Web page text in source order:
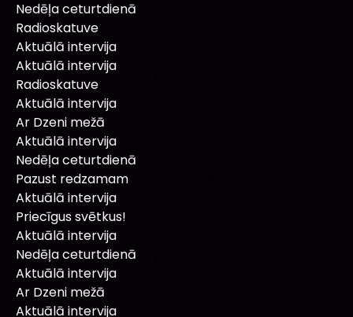
Nedēļa ceturtdienā
Radioskatuve
Aktuālā intervija
Aktuālā intervija
Radioskatuve
Aktuālā intervija
Ar Dzeni mežā
Aktuālā intervija
Nedēļa ceturtdienā
Pazust redzamam
Aktuālā intervija
Priecīgus svētkus!
Aktuālā intervija
Nedēļa ceturtdienā
Aktuālā intervija
Ar Dzeni mežā
Aktuālā intervija